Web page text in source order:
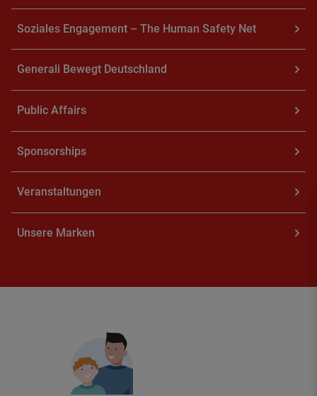
So­zia­les En­ga­ge­ment – The Human Safe­ty Net
Ge­ne­ra­li Be­wegt Deutsch­land
Pu­blic Af­fairs
Spon­sor­ships
Ver­an­stal­tun­gen
Un­se­re Mar­ken